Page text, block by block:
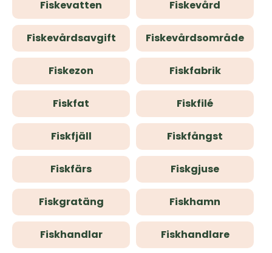
Fiskevatten Fiskevård
Fiskevårdsavgift Fiskevårdsområde
Fiskezon Fiskfabrik
Fiskfat Fiskfilé
Fiskfjäll Fiskfångst
Fiskfärs Fiskgjuse
Fiskgratäng Fiskhamn
Fiskhandlar Fiskhandlare